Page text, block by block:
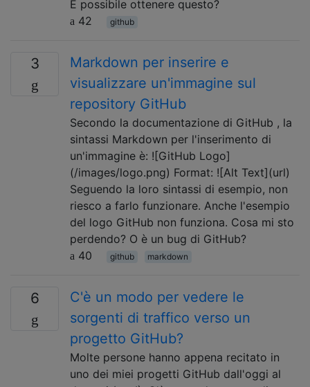
È possibile ottenere questo?
42
github
3
Markdown per inserire e
visualizzare un'immagine sul
repository GitHub
Secondo la documentazione di GitHub , la
sintassi Markdown per l'inserimento di
un'immagine è: ![GitHub Logo]
(/images/logo.png) Format: ![Alt Text](url)
Seguendo la loro sintassi di esempio, non
riesco a farlo funzionare. Anche l'esempio
del logo GitHub non funziona. Cosa mi sto
perdendo? O è un bug di GitHub?
40
github markdown
6
C'è un modo per vedere le
sorgenti di traffico verso un
progetto GitHub?
Molte persone hanno appena recitato in
uno dei miei progetti GitHub dall'oggi al